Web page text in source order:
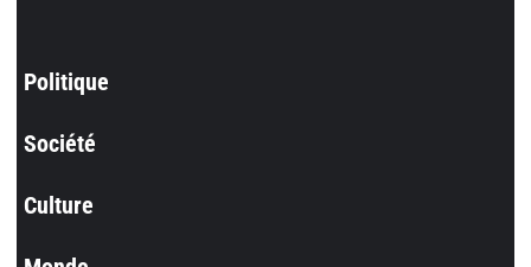
Politique
Société
Culture